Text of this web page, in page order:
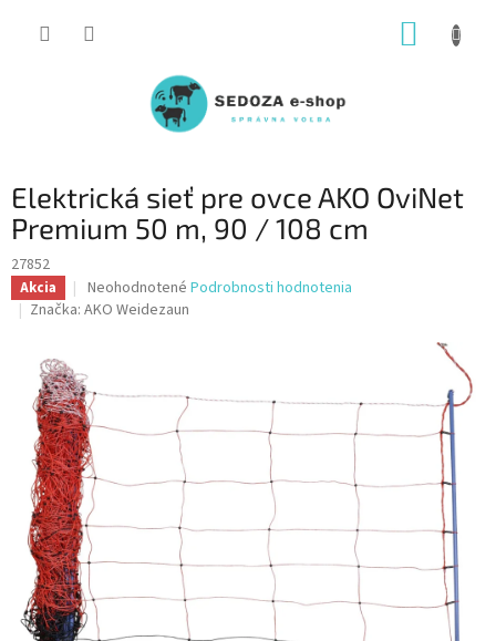
Elektrická sieť pre ovce AKO OviNet
Premium 50 m, 90 / 108 cm
27852
Akcia
Priemerné
hodnotenie
0,0
z
5
hviezdičiek.
Neohodnotené Podrobnosti hodnotenia
Značka: AKO Weidezaun